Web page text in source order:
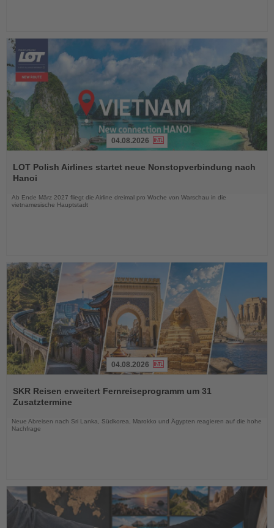
Sie
die
04.08.2026
LOT Polish Airlines startet neue Nonstopverbindung nach
Hanoi
Ab Ende März 2027 fliegt die Airline dreimal pro Woche von Warschau in die
vietnamesische Hauptstadt
Sie
die
04.08.2026
SKR Reisen erweitert Fernreiseprogramm um 31
Zusatztermine
Neue Abreisen nach Sri Lanka, Südkorea, Marokko und Ägypten reagieren auf die hohe
Nachfrage